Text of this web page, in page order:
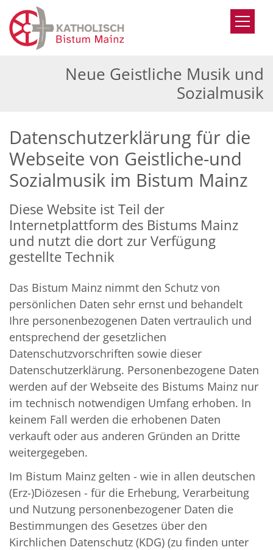
Zum Inhalt springen
Neue Geistliche Musik und
Sozialmusik
Datenschutzerklärung für die
Webseite von Geistliche-und
Sozialmusik im Bistum Mainz
Diese Website ist Teil der
Internetplattform des Bistums Mainz
und nutzt die dort zur Verfügung
gestellte Technik
Das Bistum Mainz nimmt den Schutz von
persönlichen Daten sehr ernst und behandelt
Ihre personenbezogenen Daten vertraulich und
entsprechend der gesetzlichen
Datenschutzvorschriften sowie dieser
Datenschutzerklärung. Personenbezogene Daten
werden auf der Webseite des Bistums Mainz nur
im technisch notwendigen Umfang erhoben. In
keinem Fall werden die erhobenen Daten
verkauft oder aus anderen Gründen an Dritte
weitergegeben.
Im Bistum Mainz gelten - wie in allen deutschen
(Erz-)Diözesen - für die Erhebung, Verarbeitung
und Nutzung personenbezogener Daten die
Bestimmungen des Gesetzes über den
Kirchlichen Datenschutz (KDG) (zu finden unter